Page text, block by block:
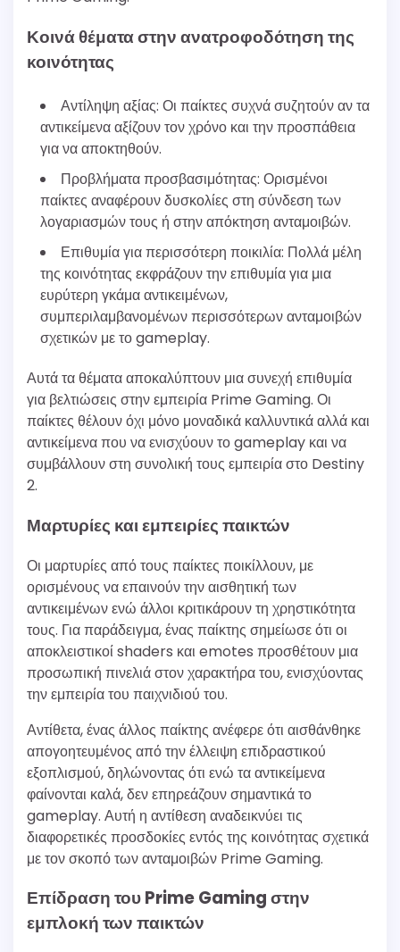
Κοινά θέματα στην ανατροφοδότηση της
κοινότητας
Αντίληψη αξίας: Οι παίκτες συχνά συζητούν αν τα
αντικείμενα αξίζουν τον χρόνο και την προσπάθεια
για να αποκτηθούν.
Προβλήματα προσβασιμότητας: Ορισμένοι
παίκτες αναφέρουν δυσκολίες στη σύνδεση των
λογαριασμών τους ή στην απόκτηση ανταμοιβών.
Επιθυμία για περισσότερη ποικιλία: Πολλά μέλη
της κοινότητας εκφράζουν την επιθυμία για μια
ευρύτερη γκάμα αντικειμένων,
συμπεριλαμβανομένων περισσότερων ανταμοιβών
σχετικών με το gameplay.
Αυτά τα θέματα αποκαλύπτουν μια συνεχή επιθυμία
για βελτιώσεις στην εμπειρία Prime Gaming. Οι
παίκτες θέλουν όχι μόνο μοναδικά καλλυντικά αλλά και
αντικείμενα που να ενισχύουν το gameplay και να
συμβάλλουν στη συνολική τους εμπειρία στο Destiny
2.
Μαρτυρίες και εμπειρίες παικτών
Οι μαρτυρίες από τους παίκτες ποικίλλουν, με
ορισμένους να επαινούν την αισθητική των
αντικειμένων ενώ άλλοι κριτικάρουν τη χρηστικότητα
τους. Για παράδειγμα, ένας παίκτης σημείωσε ότι οι
αποκλειστικοί shaders και emotes προσθέτουν μια
προσωπική πινελιά στον χαρακτήρα του, ενισχύοντας
την εμπειρία του παιχνιδιού του.
Αντίθετα, ένας άλλος παίκτης ανέφερε ότι αισθάνθηκε
απογοητευμένος από την έλλειψη επιδραστικού
εξοπλισμού, δηλώνοντας ότι ενώ τα αντικείμενα
φαίνονται καλά, δεν επηρεάζουν σημαντικά το
gameplay. Αυτή η αντίθεση αναδεικνύει τις
διαφορετικές προσδοκίες εντός της κοινότητας σχετικά
με τον σκοπό των ανταμοιβών Prime Gaming.
Επίδραση του Prime Gaming στην
εμπλοκή των παικτών